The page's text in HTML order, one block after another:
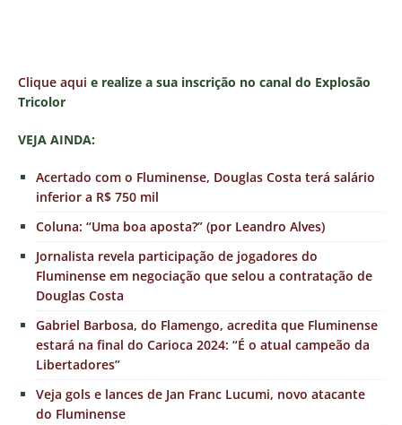
Clique aqui e realize a sua inscrição no canal do Explosão
Tricolor
VEJA AINDA:
Acertado com o Fluminense, Douglas Costa terá salário
inferior a R$ 750 mil
Coluna: “Uma boa aposta?” (por Leandro Alves)
Jornalista revela participação de jogadores do
Fluminense em negociação que selou a contratação de
Douglas Costa
Gabriel Barbosa, do Flamengo, acredita que Fluminense
estará na final do Carioca 2024: “É o atual campeão da
Libertadores”
Veja gols e lances de Jan Franc Lucumi, novo atacante
do Fluminense